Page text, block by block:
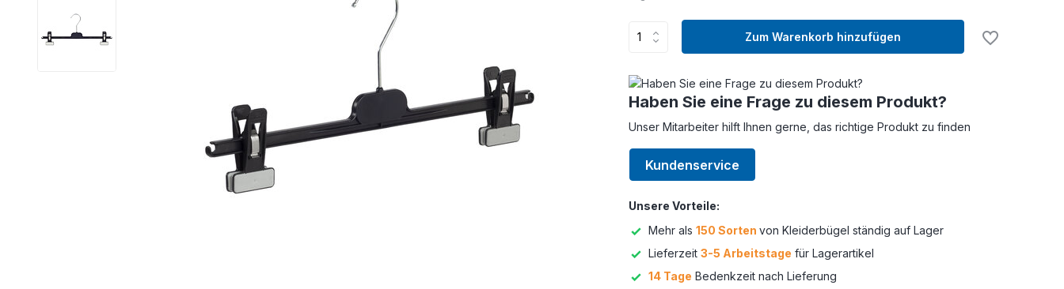
Zum Warenkorb hinzufügen
Haben Sie eine Frage zu diesem Produkt?
Unser Mitarbeiter hilft Ihnen gerne, das richtige Produkt zu finden
Kundenservice
Unsere Vorteile:
Mehr als 150 Sorten von Kleiderbügel ständig auf Lager
Lieferzeit 3-5 Arbeitstage für Lagerartikel
14 Tage Bedenkzeit nach Lieferung